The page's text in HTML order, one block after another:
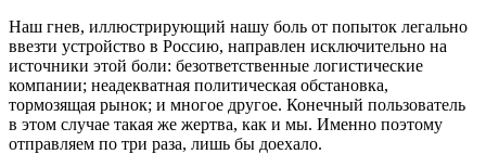
Наш гнев, иллюстрирующий нашу боль от попыток легально
ввезти устройство в Россию, направлен исключительно на
источники этой боли: безответственные логистические
компании; неадекватная политическая обстановка,
тормозящая рынок; и многое другое. Конечный пользователь
в этом случае такая же жертва, как и мы. Именно поэтому
отправляем по три раза, лишь бы доехало.